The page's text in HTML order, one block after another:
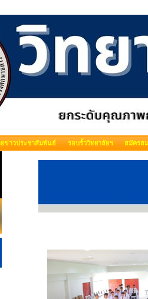
ข่าวประชาสัมพันธ์ รอบรั้ววิทยาลัยฯ สมัครส